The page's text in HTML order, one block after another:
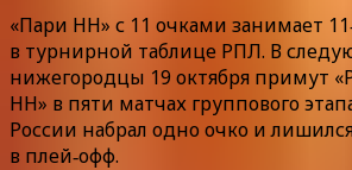
«Пари НН» с 11 очками занимает
в турнирной таблице РПЛ. В
нижегородцы 19 октября примут
НН» в пяти матчах группового
России набрал одно очко и
в плей‑офф.